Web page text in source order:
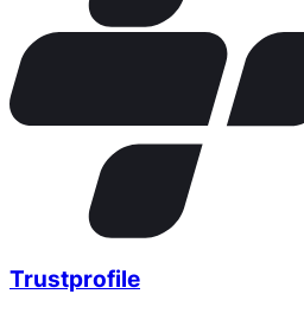
Trustprofile